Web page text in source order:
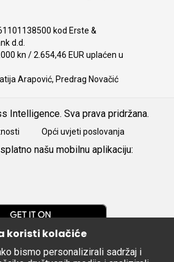
kod Erste &
d.d.
kn / 2.654,46 EUR uplaćen u
Arapović, Predrag Novačić
Intelligence. Sva prava pridržana.
Opći uvjeti poslovanja
našu mobilnu aplikaciju:
koristi kolačiće
bismo personalizirali sadržaj i